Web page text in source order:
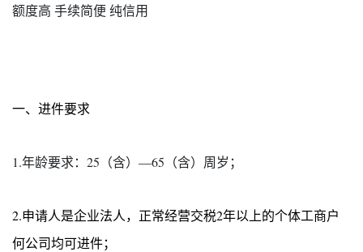
额度高 手续简便 纯信用
一、进件要求
1.年龄要求：25（含）—65（含）周岁；
2.申请人是企业法人，正常经营交税2年以上的个体工商户
何公司均可进件；